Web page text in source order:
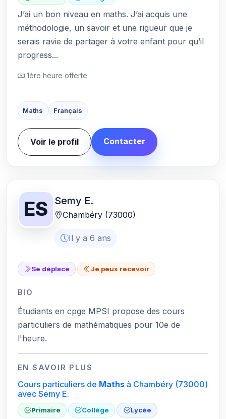
J’ai un bon niveau en maths. J’ai acquis une
méthodologie, un savoir et une rigueur que je
serais ravie de partager à votre enfant pour qu’il
progress...
1ère heure offerte
Maths Français
Voir le profil Contacter
ES Semy E.
Chambéry (73000)
Il y a 6 ans
Se déplace Je peux recevoir
BIO
Étudiants en cpge MPSI propose des cours
particuliers de mathématiques pour 10e de
l'heure.
EN SAVOIR PLUS
Cours particuliers de Mathsà Chambéry (73000)
avec Semy E.
Primaire Collège Lycée